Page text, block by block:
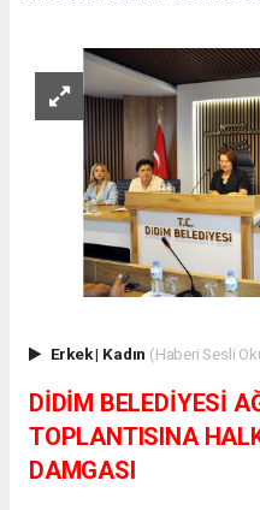
Erkek| Kadın (Haberi Sesli
DİDİM BELEDİYESİ
TOPLANTISINA
DAMGASI